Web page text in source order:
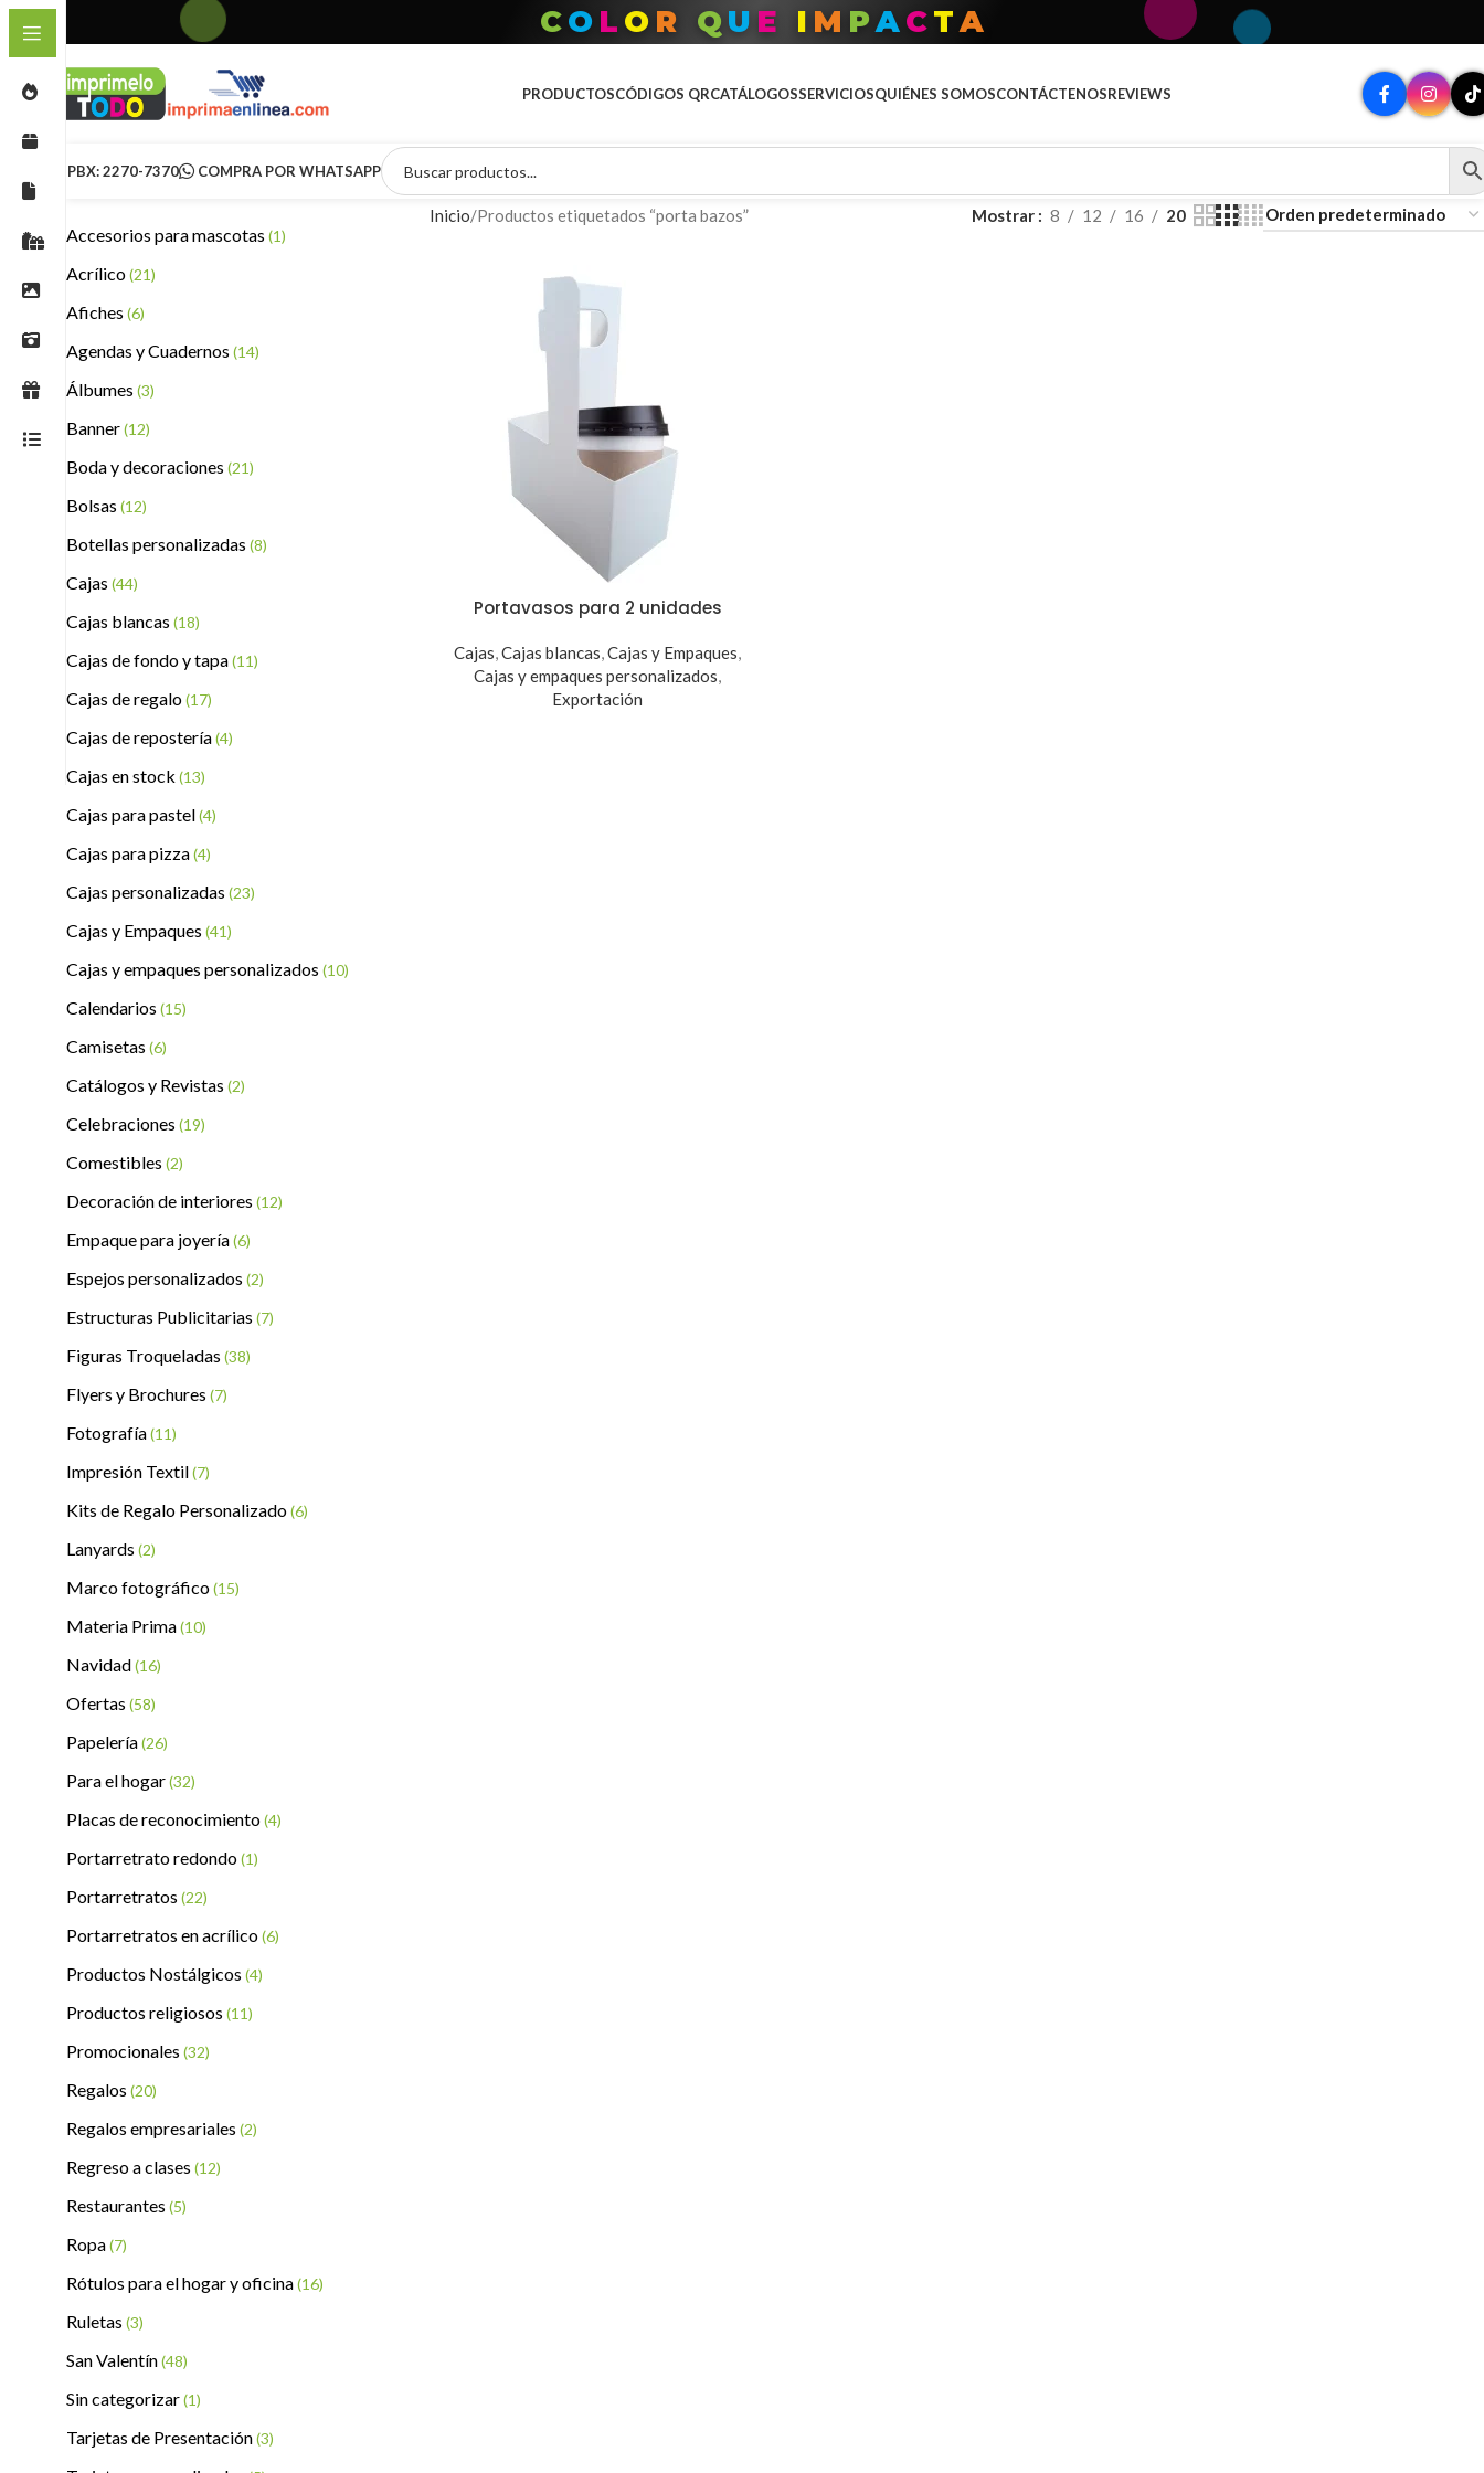
TODO P ARA T U MARCA
PRODUCTOSCÓDIGOS QRCATÁLOGOSSERVICIOSQUIÉNES SOMOSCONTÁCTENOSREVIEWS
PBX: 2270-7370 COMPRA POR WHATSAPP
Accesorios para mascotas (1)
Acrílico(21)
Afiches (6)
Agendas y Cuadernos (14)
Álbumes (3)
Banner(12)
Boda y decoraciones (21)
Bolsas (12)
Botellas personalizadas (8)
Cajas (44)
Cajas blancas (18)
Cajas de fondo y tapa(11)
Cajas de regalo(17)
Cajas de repostería(4)
Cajas en stock (13)
Cajas para pastel(4)
Cajas para pizza(4)
Cajas personalizadas (23)
Cajas y Empaques (41)
Cajas y empaques personalizados (10)
Calendarios (15)
Camisetas (6)
Catálogos y Revistas (2)
Celebraciones (19)
Comestibles (2)
Decoración de interiores (12)
Empaque para joyería(6)
Espejos personalizados (2)
Estructuras Publicitarias (7)
Figuras Troqueladas (38)
Flyers y Brochures (7)
Fotografía(11)
Impresión Textil(7)
Kits de Regalo Personalizado(6)
Lanyards (2)
Marco fotográfico(15)
Materia Prima(10)
Navidad(16)
Ofertas (58)
Papelería(26)
Para el hogar(32)
Placas de reconocimiento(4)
Portarretrato redondo(1)
Portarretratos (22)
Portarretratos en acrílico(6)
Productos Nostálgicos (4)
Productos religiosos (11)
Promocionales (32)
Regalos (20)
Regalos empresariales (2)
Regreso a clases (12)
Restaurantes (5)
Ropa(7)
Rótulos para el hogar y oficina(16)
Ruletas (3)
San Valentín(48)
Sin categorizar(1)
Tarjetas de Presentación(3)
Inicio Productos etiquetados “porta bazos” Mostrar 8 12 16 20
Portavasos para 2 unidades
Cajas,Cajas blancas,Cajas y Empaques,
Cajas y empaques personalizados,
Exportación